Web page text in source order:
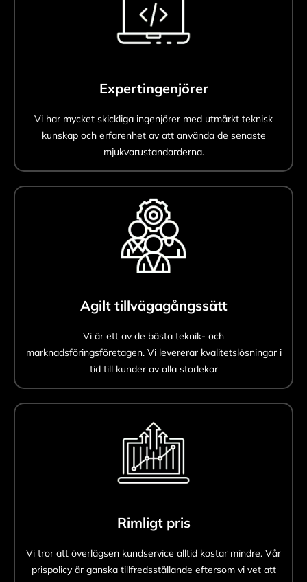
Expertingenjörer
Vi har mycket skickliga ingenjörer med utmärkt teknisk
kunskap och erfarenhet av att använda de senaste
mjukvarustandarderna.
Agilt tillvägagångssätt
Vi är ett av de bästa teknik- och
marknadsföringsföretagen. Vi levererar kvalitetslösningar i
tid till kunder av alla storlekar
Rimligt pris
Vi tror att överlägsen kundservice alltid kostar mindre. Vår
prispolicy är ganska tillfredsställande eftersom vi vet att